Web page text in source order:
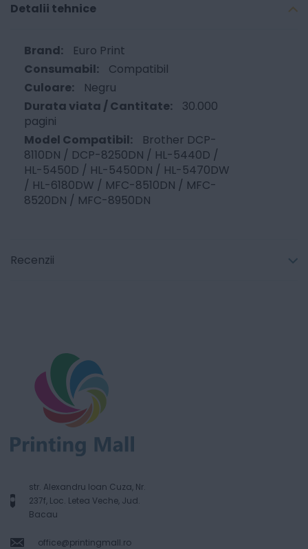
Detalii tehnice
Euro Print
Compatibil
Negru
30.000
pagini
Brother DCP-
8110DN / DCP-8250DN / HL-5440D /
HL-5450D / HL-5450DN / HL-5470DW
/ HL-6180DW / MFC-8510DN / MFC-
8520DN / MFC-8950DN
Recenzii
str. Alexandru Ioan Cuza, Nr.
237f, Loc. Letea Veche, Jud.
Bacau
office@printingmall.ro